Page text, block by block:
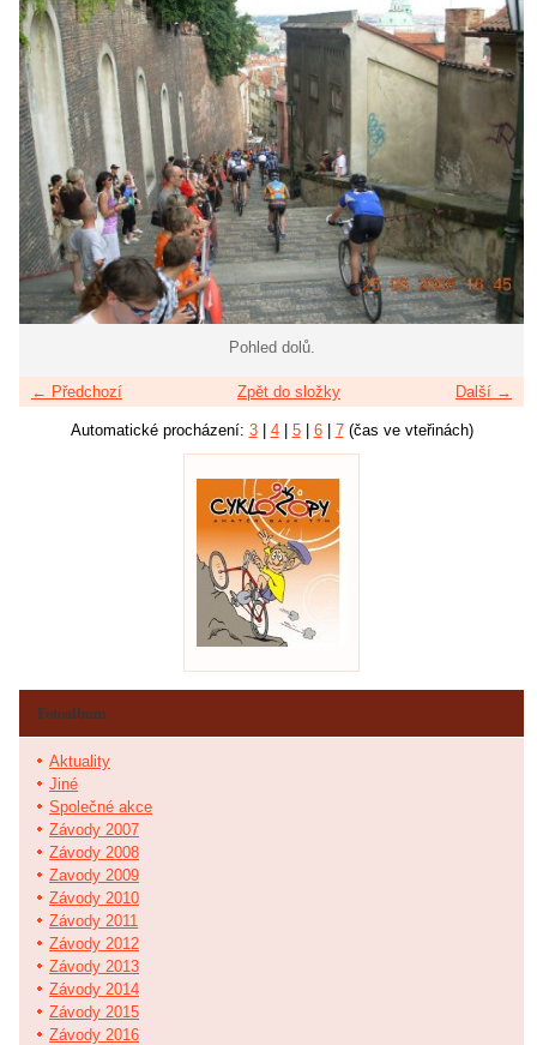
Pohled dolů.
← Předchozí Další →
Zpět do složky
Automatické procházení: 3| 4| 5| 6| 7(čas ve vteřinách)
Fotoalbum
Aktuality
Jiné
Společné akce
Závody 2007
Závody 2008
Zavody 2009
Závody 2010
Závody 2011
Závody 2012
Závody 2013
Závody 2014
Závody 2015
Závody 2016